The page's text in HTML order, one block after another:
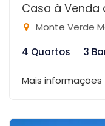
Casa à Venda
Monte Verde
4 Quartos
3
Mais informações